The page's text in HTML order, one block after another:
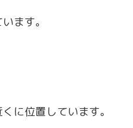
ます。
に位置しています。